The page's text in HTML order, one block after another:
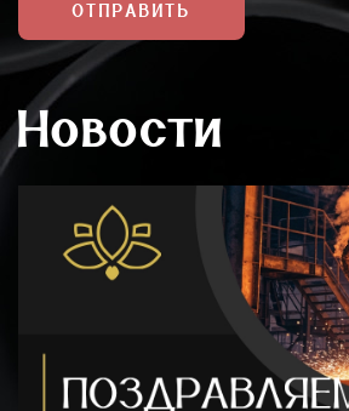
ОТПРАВИТЬ
Новости